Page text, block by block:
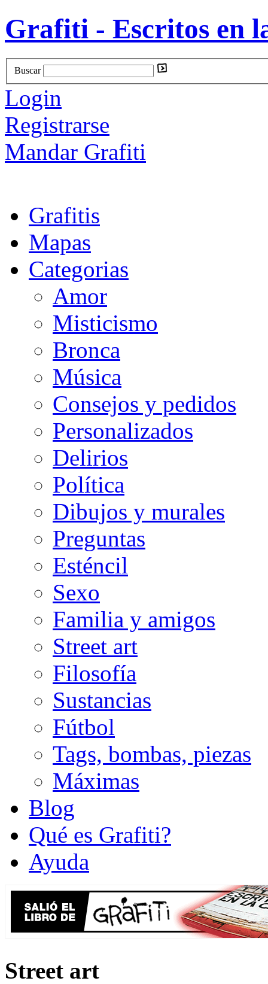
Grafiti - Escritos en
Buscar
Login
Registrarse
Mandar Grafiti
Grafitis
Mapas
Categorias
Amor
Misticismo
Bronca
Música
Consejos y pedidos
Personalizados
Delirios
Política
Dibujos y murales
Preguntas
Esténcil
Sexo
Familia y amigos
Street art
Filosofía
Sustancias
Fútbol
Tags, bombas, piezas
Máximas
Blog
Qué es Grafiti?
Ayuda
Street art